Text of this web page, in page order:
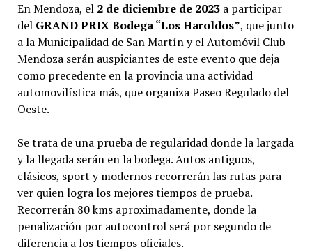
En Mendoza, el 2 de diciembre de 2023a participar
del GRAND PRIX Bodega “Los Haroldos”, que junto
a la Municipalidad de San Martín y el Automóvil Club
Mendoza serán auspiciantes de este evento que deja
como precedente en la provincia una actividad
automovilística más, que organiza Paseo Regulado del
Oeste.
Se trata de una prueba de regularidad donde la largada
y la llegada serán en la bodega. Autos antiguos,
clásicos, sport y modernos recorrerán las rutas para
ver quien logra los mejores tiempos de prueba.
Recorrerán 80 kms aproximadamente, donde la
penalización por autocontrol será por segundo de
diferencia a los tiempos oficiales.